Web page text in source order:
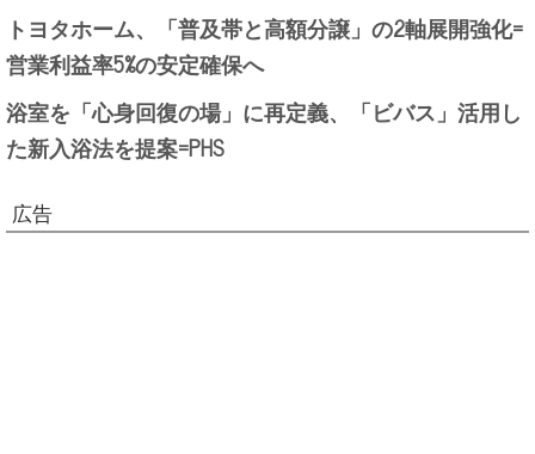
トヨタホーム、「普及帯と高額分譲」の2軸展開強化=
営業利益率5%の安定確保へ
浴室を「心身回復の場」に再定義、「ビバス」活用し
た新入浴法を提案=PHS
広告